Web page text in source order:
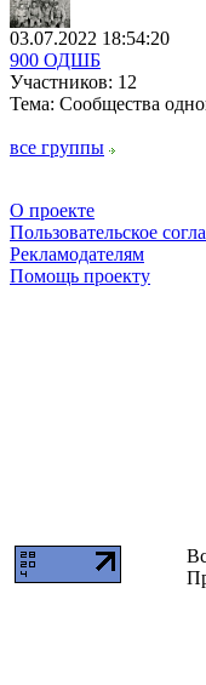
03.07.2022 18:54:20
900 ОДШБ
Участников: 12
Тема: Сообщества
все группы
О проекте
Пользовательское
Рекламодателям
Помощь проекту